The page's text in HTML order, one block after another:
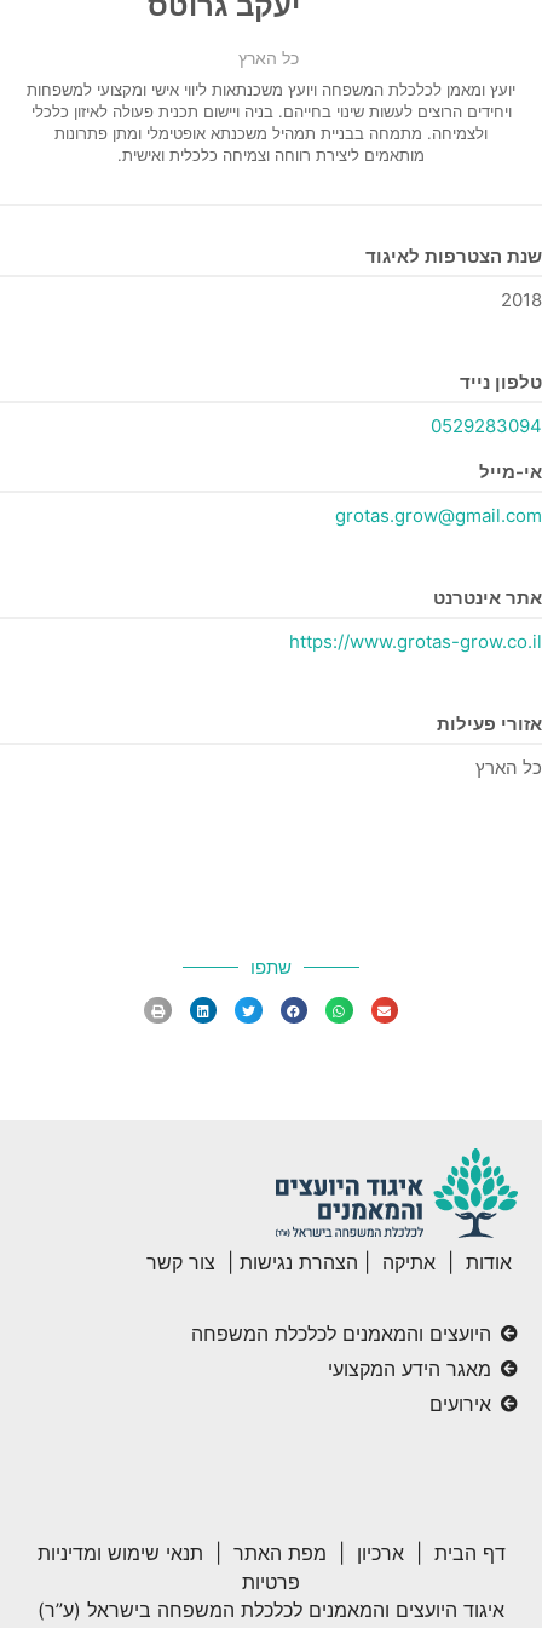
כל הארץ
יועץ ומאמן לכלכלת המשפחה ויועץ משכנתאות ליווי אישי ומקצועי למשפחות
ויחידים הרוצים לעשות שינוי בחייהם. בניה ויישום תכנית פעולה לאיזון כלכלי
ולצמיחה. מתמחה בבניית תמהיל משכנתא אופטימלי ומתן פתרונות
מותאמים ליצירת רווחה וצמיחה כלכלית ואישית.
שנת הצטרפות לאיגוד
2018
טלפון נייד
0529283094
אי-מייל
grotas.grow@gmail.com
אתר אינטרנט
https://www.grotas-grow.co.il
אזורי פעילות
כל הארץ
שתפו
אודות אתיקה הצהרת נגישות צור קשר
היועצים והמאמנים לכלכלת המשפחה
מאגר הידע המקצועי
אירועים
דף הבית |ארכיון מפת האתר
תנאי שימוש ומדיניות
פרטיות
איגוד היועצים והמאמנים לכלכלת המשפחה בישראל (ע”ר)